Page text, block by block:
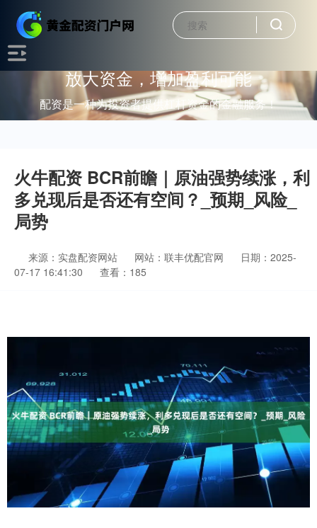
放大资金，增加盈利可能
配资是一种为投资者提供杠杆资金的金融服务！
火牛配资 BCR前瞻｜原油强势续涨，利
多兑现后是否还有空间？_预期_风险_
局势
来源：实盘配资网站 网站：联丰优配官网
日期：2025-
07-17 16:41:30
查看：185